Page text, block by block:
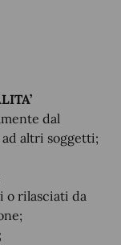
dal
altri soggetti;
o rilasciati da